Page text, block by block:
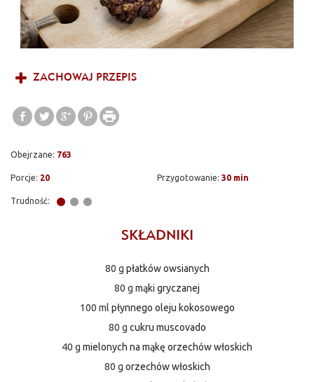
ZACHOWAJ PRZEPIS
Obejrzane: 763
Porcje: 20 Przygotowanie: 30 min
Trudność:
SKŁADNIKI
80 g płatków owsianych
80 g mąki gryczanej
100 ml płynnego oleju kokosowego
80 g cukru muscovado
40 g mielonych na mąkę orzechów włoskich
80 g orzechów włoskich